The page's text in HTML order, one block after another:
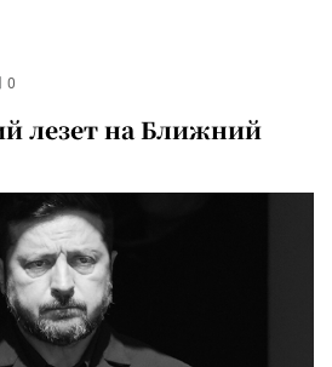
0
лезет на Ближний